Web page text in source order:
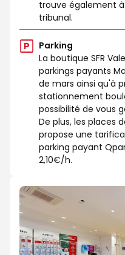
trouve également
tribunal.
Parking
La boutique SFR
parkings payants
de mars ainsi qu'à
stationnement
possibilité de vous
De plus, les places
propose une
parking payant
2,10€/h.